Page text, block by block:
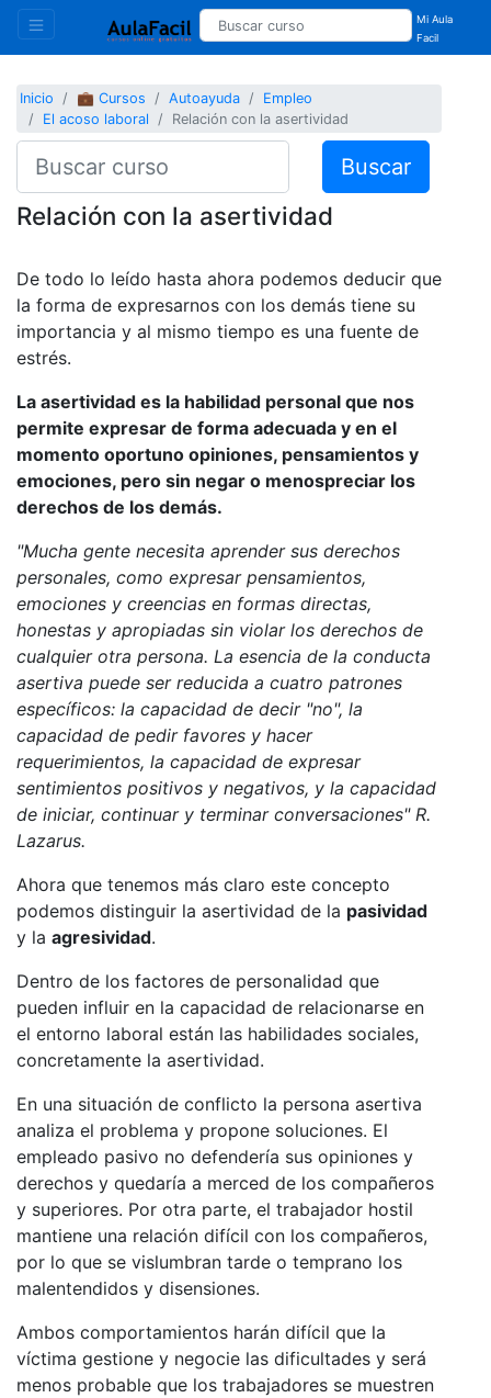
Mi Aula
Facil
Inicio 💼 Cursos Autoayuda
Empleo
El acoso laboral
Relación con la asertividad
Buscar
Relación con la asertividad
De todo lo leído hasta ahora podemos deducir que
la forma de expresarnos con los demás tiene su
importancia y al mismo tiempo es una fuente de
estrés.
La asertividad es la habilidad personal que nos
permite expresar de forma adecuada y en el
momento oportuno opiniones, pensamientos y
emociones, pero sin negar o menospreciar los
derechos de los demás.
"Mucha gente necesita aprender sus derechos
personales, como expresar pensamientos,
emociones y creencias en formas directas,
honestas y apropiadas sin violar los derechos de
cualquier otra persona. La esencia de la conducta
asertiva puede ser reducida a cuatro patrones
específicos: la capacidad de decir "no", la
capacidad de pedir favores y hacer
requerimientos, la capacidad de expresar
sentimientos positivos y negativos, y la capacidad
de iniciar, continuar y terminar conversaciones" R.
Lazarus.
Ahora que tenemos más claro este concepto
podemos distinguir la asertividad de la pasividad
y la agresividad.
Dentro de los factores de personalidad que
pueden influir en la capacidad de relacionarse en
el entorno laboral están las habilidades sociales,
concretamente la asertividad.
En una situación de conflicto la persona asertiva
analiza el problema y propone soluciones. El
empleado pasivo no defendería sus opiniones y
derechos y quedaría a merced de los compañeros
y superiores. Por otra parte, el trabajador hostil
mantiene una relación difícil con los compañeros,
por lo que se vislumbran tarde o temprano los
malentendidos y disensiones.
Ambos comportamientos harán difícil que la
víctima gestione y negocie las dificultades y será
menos probable que los trabajadores se muestren